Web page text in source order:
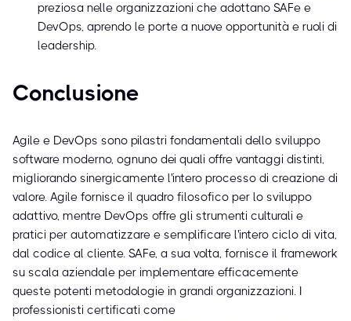
preziosa nelle organizzazioni che adottano SAFe e
DevOps, aprendo le porte a nuove opportunità e ruoli di
leadership.
Conclusione
Agile e DevOps sono pilastri fondamentali dello sviluppo
software moderno, ognuno dei quali offre vantaggi distinti,
migliorando sinergicamente l'intero processo di creazione di
valore. Agile fornisce il quadro filosofico per lo sviluppo
adattivo, mentre DevOps offre gli strumenti culturali e
pratici per automatizzare e semplificare l'intero ciclo di vita,
dal codice al cliente. SAFe, a sua volta, fornisce il framework
su scala aziendale per implementare efficacemente
queste potenti metodologie in grandi organizzazioni. I
professionisti certificati come